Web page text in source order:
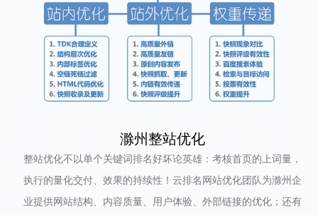
滁州整站优化
整站优化不以单个关键词排名好坏论英雄：考核首页的上词量，
执行的量化交付、效果的持续性！云排名网站优化团队为滁州企
业提供网站结构、内容质量、用户体验、外部链接的优化；还有